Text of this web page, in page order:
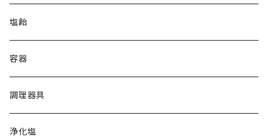
レッド
イラン岩塩
グレー
オレンジ
オーストラリア湖塩
ハワイ天日塩
クリスタル
フランス天日塩
塩飴
容器
調理器具
浄化塩